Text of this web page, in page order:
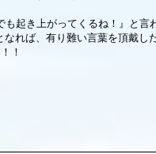
起き上がってくるね！』と言
れば、有り難い言葉を頂戴し
！